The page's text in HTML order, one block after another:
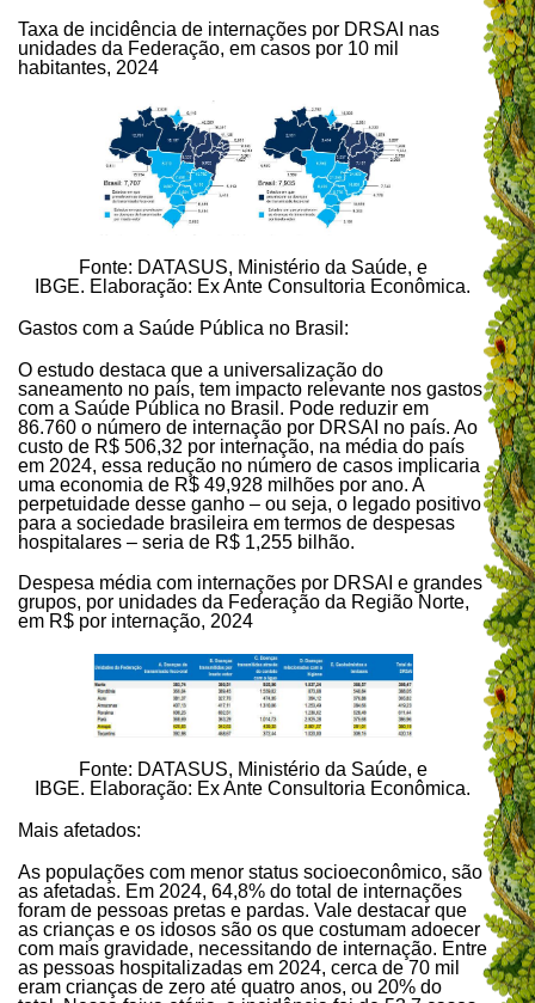
Taxa de incidência de internações por DRSAI nas
unidades da Federação, em casos por 10 mil
habitantes, 2024
Fonte: DATASUS, Ministério da Saúde, e
IBGE. Elaboração: Ex Ante Consultoria Econômica.
Gastos com a Saúde Pública no Brasil:
O estudo destaca que a universalização do
saneamento no país, tem impacto relevante nos gastos
com a Saúde Pública no Brasil. Pode reduzir em
86.760 o número de internação por DRSAI no país. Ao
custo de R$ 506,32 por internação, na média do país
em 2024, essa redução no número de casos implicaria
uma economia de R$ 49,928 milhões por ano. A
perpetuidade desse ganho – ou seja, o legado positivo
para a sociedade brasileira em termos de despesas
hospitalares – seria de R$ 1,255 bilhão.
Despesa média com internações por DRSAI e grandes
grupos, por unidades da Federação da Região Norte,
em R$ por internação, 2024
Fonte: DATASUS, Ministério da Saúde, e
IBGE. Elaboração: Ex Ante Consultoria Econômica.
Mais afetados:
As populações com menor status socioeconômico, são
as afetadas. Em 2024, 64,8% do total de internações
foram de pessoas pretas e pardas. Vale destacar que
as crianças e os idosos são os que costumam adoecer
com mais gravidade, necessitando de internação. Entre
as pessoas hospitalizadas em 2024, cerca de 70 mil
eram crianças de zero até quatro anos, ou 20% do